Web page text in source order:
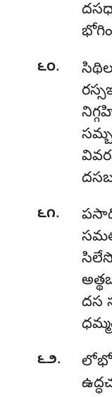
౬౦.
౬౧.
దస
౬౨. లోభో